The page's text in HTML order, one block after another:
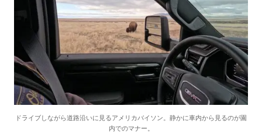
ドライブしながら道路沿いに見るアメリカバイソン。静かに車内から見るのが園
内でのマナー。